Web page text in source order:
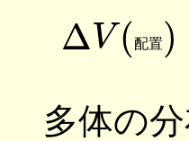
配 置
多体の